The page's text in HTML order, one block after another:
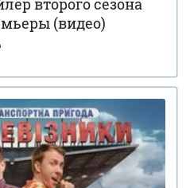
второго сезона
(видео)